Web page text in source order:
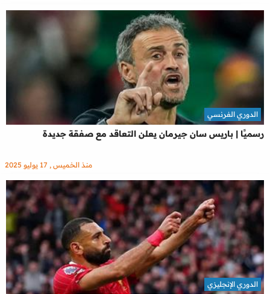
رسميًا | باريس سان جيرمان يعلن التعاقد مع صفقة جديدة
الدوري الفرنسي
منذ الخميس , 17 يوليو 2025
الدوري الإنجليزي